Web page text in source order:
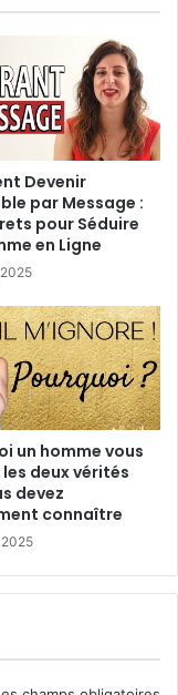
Devenir
par Message :
pour Séduire
en Ligne
un homme vous
deux vérités
devez
connaître
2025